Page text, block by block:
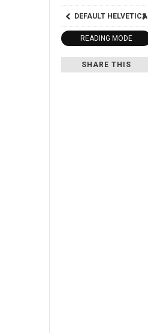
DEFAULT HELVETICA
READING MODE
SHARE THIS